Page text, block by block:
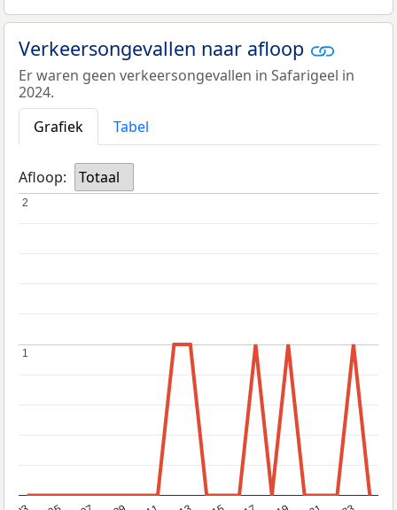
Verkeersongevallen naar afloop
Er waren geen verkeersongevallen in Safarigeel in
2024.
Grafiek
Tabel
Afloop: Totaal
1
1
2
2